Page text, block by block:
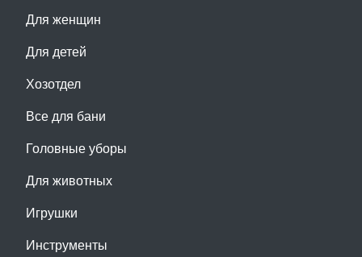
Для женщин
Для детей
Хозотдел
Все для бани
Головные уборы
Для животных
Игрушки
Инструменты